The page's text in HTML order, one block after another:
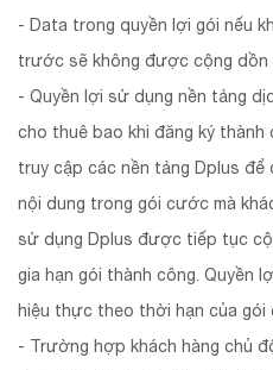
- Data trong quyền lợi gói nếu
trước sẽ không được cộng dồn
- Quyền lợi sử dụng nền tảng
cho thuê bao khi đăng ký thành
truy cập các nền tảng Dplus để
nội dung trong gói cước mà
sử dụng Dplus được tiếp tục
gia hạn gói thành công. Quyền
hiệu thực theo thời hạn của gói
- Trường hợp khách hàng chủ